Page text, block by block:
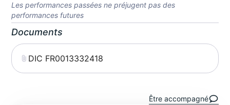
Les performances passées ne préjugent pas des
performances futures
Documents
DIC FR0013332418
Être accompagné